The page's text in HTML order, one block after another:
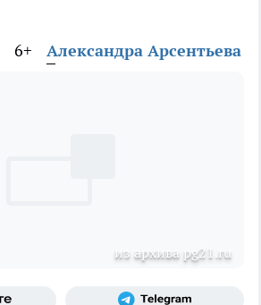
6+ Александра Арсентьева
из архива pg21.ru